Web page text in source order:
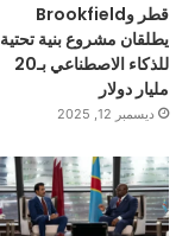
قطر وBrookfield
يطلقان مشروع بنية تحتية
للذكاء الاصطناعي بـ20
مليار دولار
ديسمبر 12, 2025